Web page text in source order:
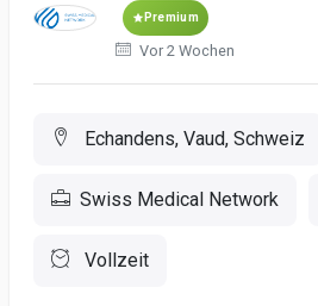
Premium
Vor 2 Wochen
Echandens, Vaud, Schweiz
Swiss Medical Network
Vollzeit